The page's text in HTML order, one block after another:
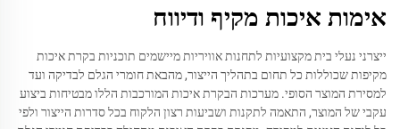
אימות איכות מקיף ודיווח
ייצרני נעלי בית מקצועיות לתחנות אוויריות מיישמים תוכניות בקרת איכות
מקיפות שכוללות כל תחום בתהליך הייצור, מהבאת חומרי הגלם לבדיקה ועד
למסירת המוצר הסופי. מערכות הבקרת איכות המורכבות הללו מבטיחות ביצוע
עקבי של המוצר, התאמה לתקנות ושביעות רצון הלקוח בכל סדרות הייצור ולפי